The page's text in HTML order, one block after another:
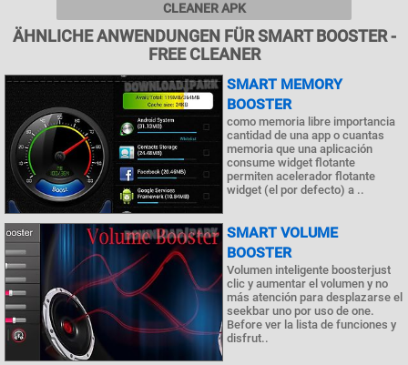
CLEANER APK
ÄHNLICHE ANWENDUNGEN FÜR SMART BOOSTER -
FREE CLEANER
SMART MEMORY
BOOSTER
como memoria libre importancia
cantidad de una app o cuantas
memoria que una aplicación
consume widget flotante
permiten acelerador flotante
widget (el por defecto) a ..
SMART VOLUME
BOOSTER
Volumen inteligente boosterjust
clic y aumentar el volumen y no
más atención para desplazarse el
seekbar uno por uso de one.
Before ver la lista de funciones y
disfrut..